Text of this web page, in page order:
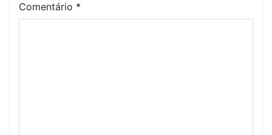
Comentário *